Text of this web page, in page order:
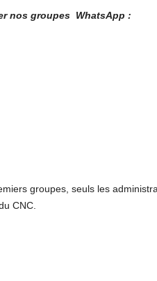
nos groupes WhatsApp :
groupes, seuls les
CNC.